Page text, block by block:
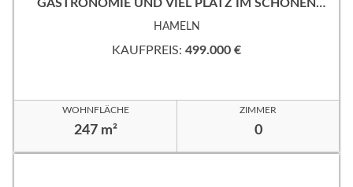
GASTRONOMIE UND VIEL PLATZ IM SCHÖNEN
HAMELN
KAUFPREIS: 499.000 €
WOHNFLÄCHE
247 m²
ZIMMER
0